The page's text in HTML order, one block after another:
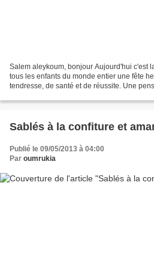
Salem aleykoum, bonjour Aujourd'hui c'est
tous les enfants du monde entier une fête
tendresse, de santé et de réussite. Une
Sablés à la confiture et
Publié le 09/05/2013 à 04:00
Par oumrukia